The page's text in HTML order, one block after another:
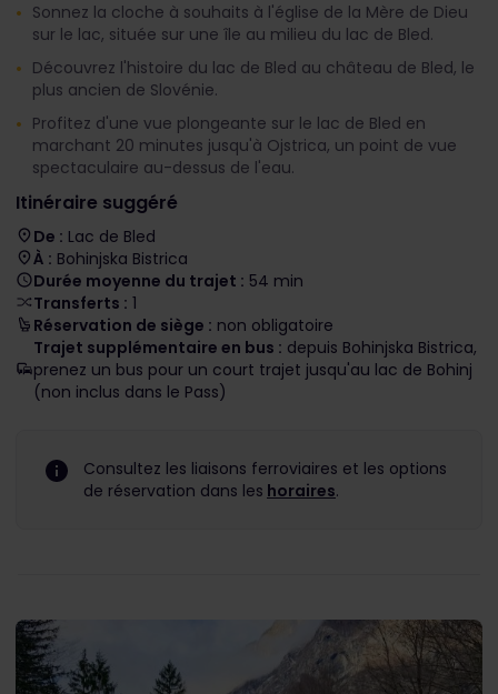
Sonnez la cloche à souhaits à l'église de la Mère de Dieu
sur le lac, située sur une île au milieu du lac de Bled.
Découvrez l'histoire du lac de Bled au château de Bled, le
plus ancien de Slovénie.
Profitez d'une vue plongeante sur le lac de Bled en
marchant 20 minutes jusqu'à Ojstrica, un point de vue
spectaculaire au-dessus de l'eau.
Itinéraire suggéré
De : Lac de Bled
À : Bohinjska Bistrica
Durée moyenne du trajet : 54 min
Transferts : 1
Réservation de siège : non obligatoire
Trajet supplémentaire en bus : depuis Bohinjska Bistrica,
prenez un bus pour un court trajet jusqu'au lac de Bohinj
(non inclus dans le Pass)
Consultez les liaisons ferroviaires et les options
de réservation dans les horaires.